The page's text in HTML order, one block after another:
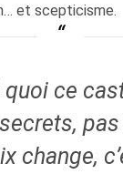
et scepticisme.
quoi ce
change,